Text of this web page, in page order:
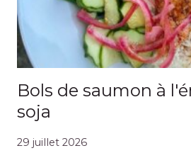
Bols de saumon à
soja
29 juillet 2026